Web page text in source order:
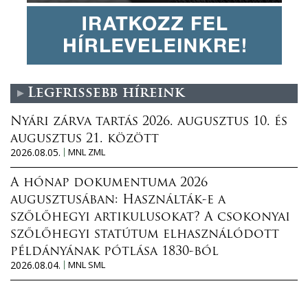
Legfrissebb híreink
Nyári zárva tartás 2026. augusztus 10. és
augusztus 21. között
2026.08.05.
MNL ZML
A hónap dokumentuma 2026
augusztusában: Használták-e a
szőlőhegyi artikulusokat? A csokonyai
szőlőhegyi statútum elhasználódott
példányának pótlása 1830-ból
2026.08.04.
MNL SML